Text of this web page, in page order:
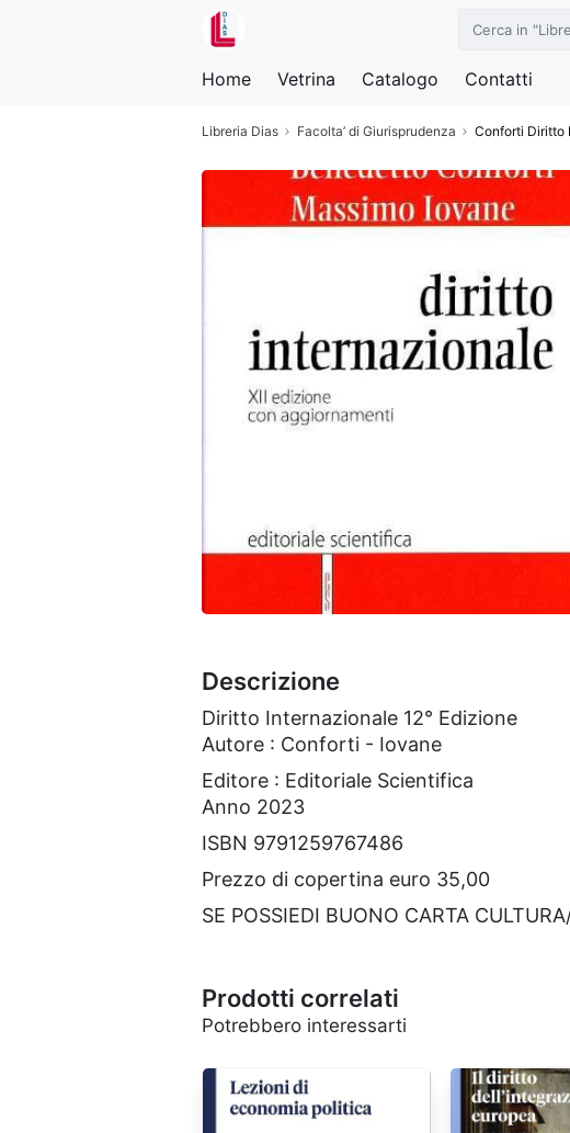
Home Vetrina Catalogo Contatti
Libreria Dias Facolta’ di Giurisprudenza Conforti Diritto
Descrizione
Diritto Internazionale 12° Edizione
Autore : Conforti - Iovane
Editore : Editoriale Scientifica
Anno 2023
ISBN 9791259767486
Prezzo di copertina euro 35,00
SE POSSIEDI BUONO CARTA
Prodotti correlati
Potrebbero interessarti